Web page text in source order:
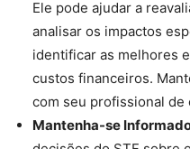
Ele pode ajudar a
analisar os impactos
identificar as melhores
custos financeiros.
com seu profissional de
Mantenha-se